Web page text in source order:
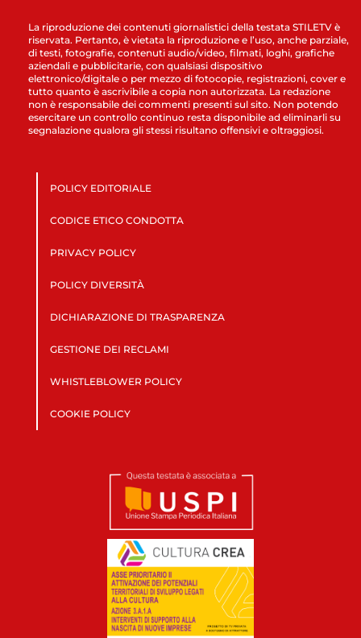
La riproduzione dei contenuti giornalistici della testata STILETV è
riservata. Pertanto, è vietata la riproduzione e l’uso, anche parziale,
di testi, fotografie, contenuti audio/video, filmati, loghi, grafiche
aziendali e pubblicitarie, con qualsiasi dispositivo
elettronico/digitale o per mezzo di fotocopie, registrazioni, cover e
tutto quanto è ascrivibile a copia non autorizzata. La redazione
non è responsabile dei commenti presenti sul sito. Non potendo
esercitare un controllo continuo resta disponibile ad eliminarli su
segnalazione qualora gli stessi risultano offensivi e oltraggiosi.
POLICY EDITORIALE
CODICE ETICO CONDOTTA
PRIVACY POLICY
POLICY DIVERSITÀ
DICHIARAZIONE DI TRASPARENZA
GESTIONE DEI RECLAMI
WHISTLEBLOWER POLICY
COOKIE POLICY